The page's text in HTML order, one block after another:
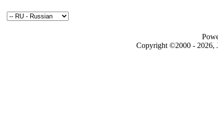
Copyright ©2000 - 2026,